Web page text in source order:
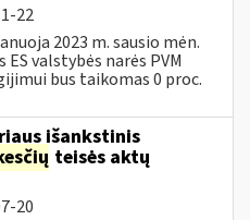
22
2023 m. sausio mėn.
valstybės narės PVM
bus taikomas 0 proc.
išankstinis
teisės aktų
20